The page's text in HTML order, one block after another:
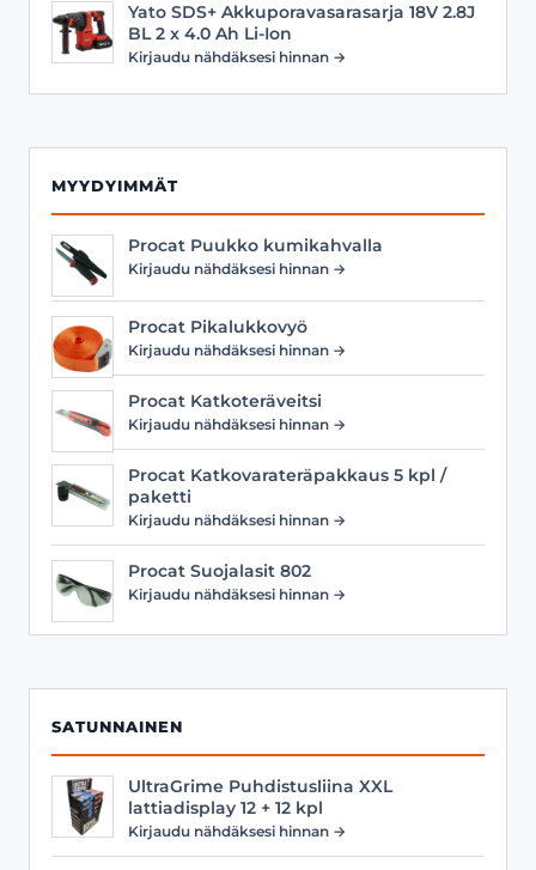
Yato SDS+ Akkuporavasarasarja 18V 2.8J
BL 2 x 4.0 Ah Li-Ion
Kirjaudu nähdäksesi hinnan →
MYYDYIMMÄT
Procat Puukko kumikahvalla
Kirjaudu nähdäksesi hinnan →
Procat Pikalukkovyö
Kirjaudu nähdäksesi hinnan →
Procat Katkoteräveitsi
Kirjaudu nähdäksesi hinnan →
Procat Katkovarateräpakkaus 5 kpl /
paketti
Kirjaudu nähdäksesi hinnan →
Procat Suojalasit 802
Kirjaudu nähdäksesi hinnan →
SATUNNAINEN
UltraGrime Puhdistusliina XXL
lattiadisplay 12 + 12 kpl
Kirjaudu nähdäksesi hinnan →